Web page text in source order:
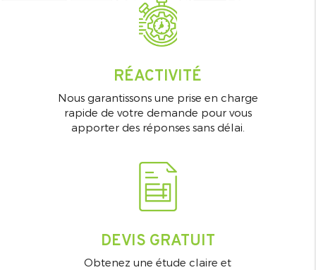
RÉACTIVITÉ
Nous garantissons une prise en charge
rapide de votre demande pour vous
apporter des réponses sans délai.
DEVIS GRATUIT
Obtenez une étude claire et